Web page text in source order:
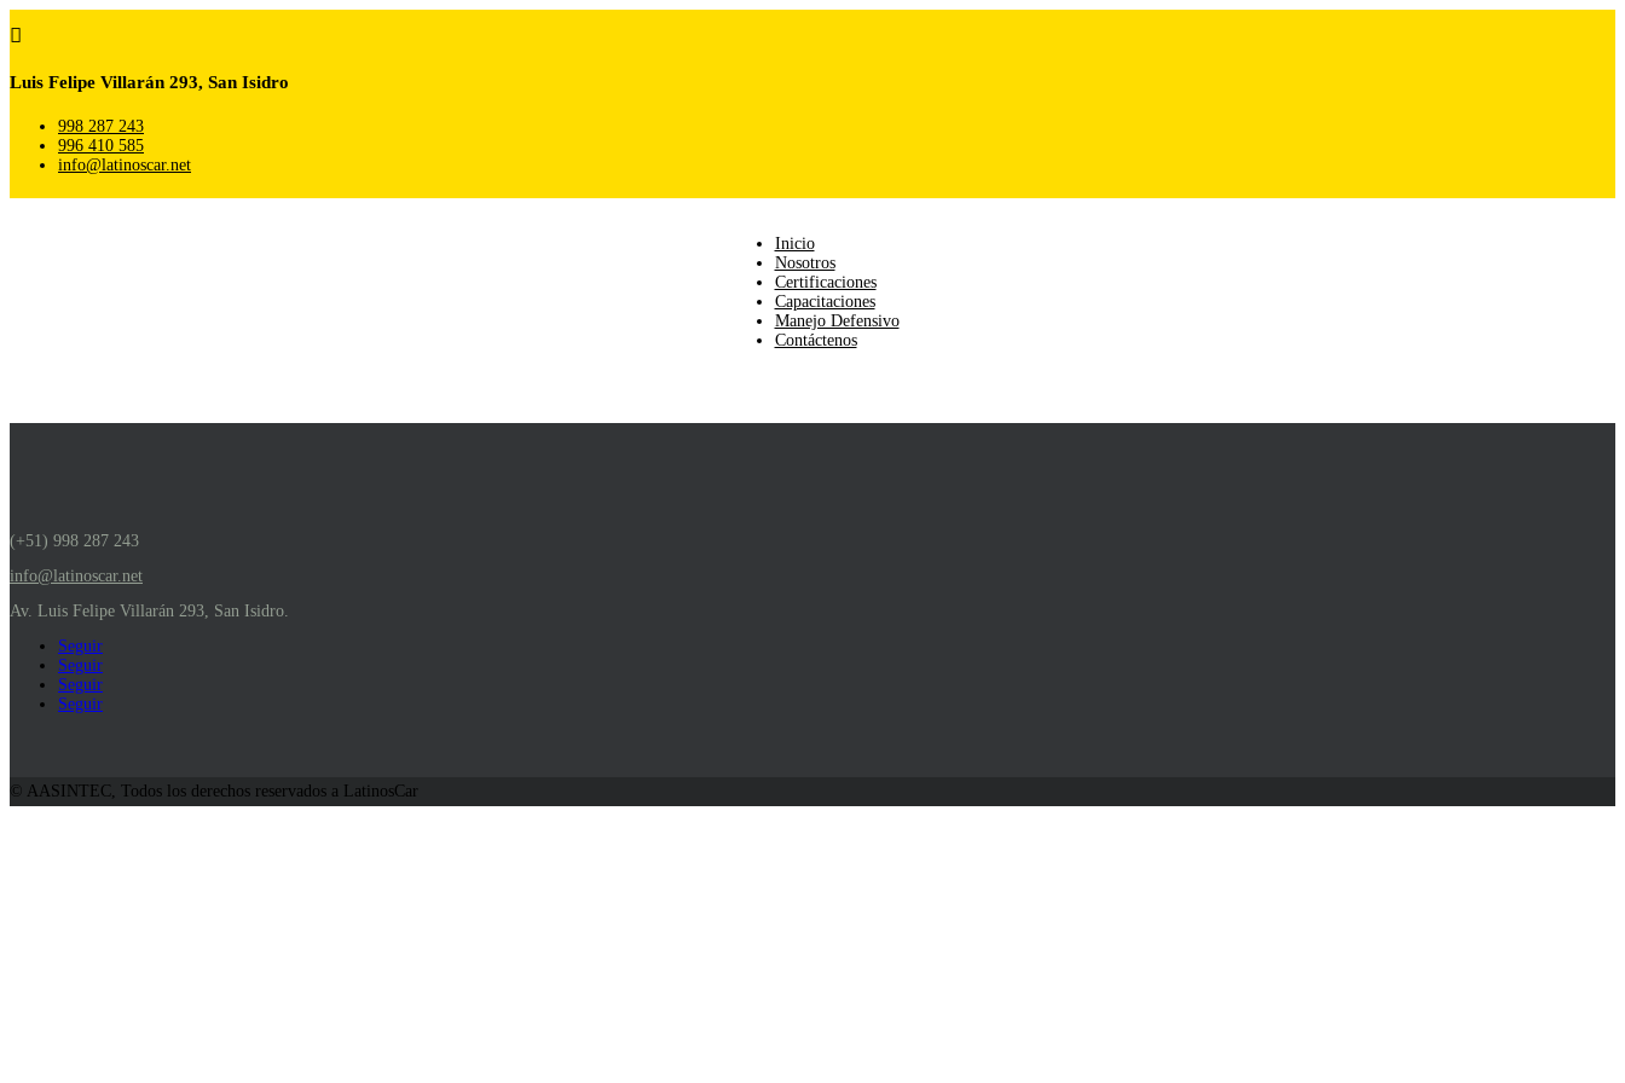

Luis Felipe Villarán 293, San Isidro
998 287 243
996 410 585
info@latinoscar.net
Inicio
Nosotros
Certificaciones
Capacitaciones
Manejo Defensivo
Contáctenos
(+51) 998 287 243
info@latinoscar.net
Av. Luis Felipe Villarán 293, San Isidro.
Seguir
Seguir
Seguir
Seguir
© AASINTEC, Todos los derechos reservados a LatinosCar